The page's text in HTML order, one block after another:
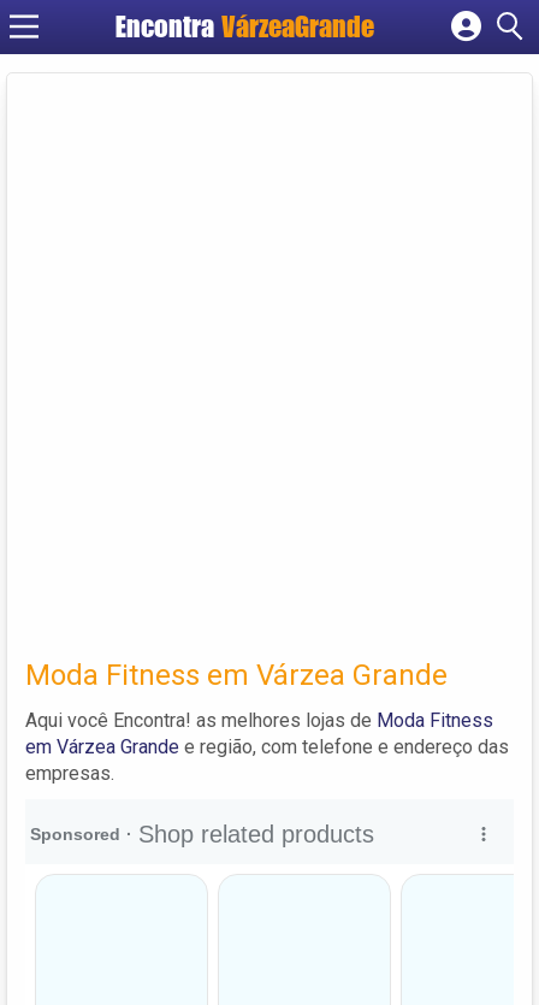
Encontra VárzeaGrande
Cadastrar empresa
Moda Fitness em Várzea Grande
Aqui você Encontra! as melhores lojas de Moda Fitness
em Várzea Grande e região, com telefone e endereço das
empresas.